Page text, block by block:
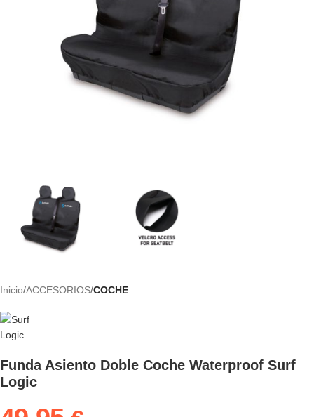
Inicio ACCESORIOS COCHE
Funda Asiento Doble Coche Waterproof Surf
Logic